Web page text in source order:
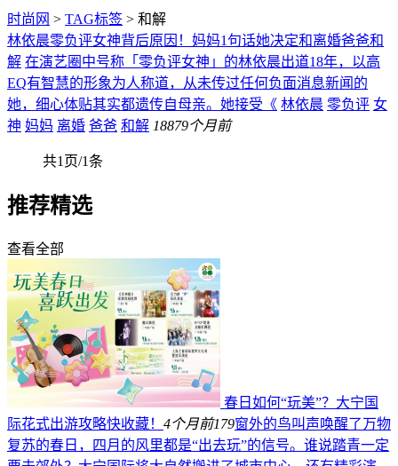
时尚网 > TAG标签 > 和解
林依晨零负评女神背后原因！妈妈1句话她决定和离婚爸爸和
解 在演艺圈中号称「零负评女神」的林依晨出道18年，以高
EQ有智慧的形象为人称道，从未传过任何负面消息新闻的
她，细心体贴其实都遗传自母亲。她接受《 林依晨 零负评 女
神 妈妈 离婚 爸爸 和解 18879个月前
共1页/1条
推荐精选
查看全部
春日如何“玩美”？大宁国
际花式出游攻略快收藏！ 4个月前179窗外的鸟叫声唤醒了万物
复苏的春日，四月的风里都是“出去玩”的信号。谁说踏青一定